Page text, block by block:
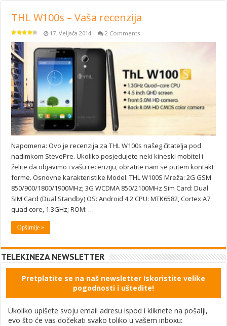
THL W100s – Vaša recenzija
17. Veljača 2014 2 Comments
Napomena: Ovo je recenzija za THL W100s našeg čitatelja pod
nadimkom StevePre. Ukoliko posjedujete neki kineski mobitel i
želite da objavimo i vašu recenziju, obratite nam se putem kontakt
forme. Osnovne karakteristike Model: THL W100S Mreža: 2G GSM
850/900/1800/1900MHz; 3G WCDMA 850/2100MHz Sim Card: Dual
SIM Card (Dual Standby) OS: Android 4.2 CPU: MTK6582, Cortex A7
quad core, 1.3GHz; ROM: …
Opširnije »
TELEKINEZA NEWSLETTER
Pretplatite se na naš newsletter Iskoristite velike
pogodnosti i uštedite!
Ukoliko upišete svoju email adresu ispod i kliknete na pošalji,
evo što će vas dočekati svako toliko u vašem inboxu: